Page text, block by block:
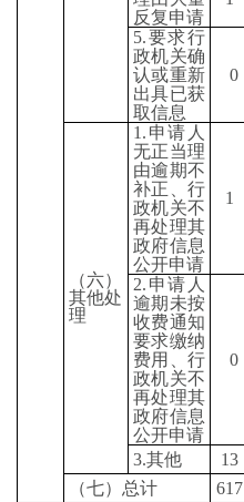
反复申请
5.要求行
政机关确
认或重新
出具已获
取信息
0
（六）
其他处
理
1. 申请人
无正当理
由逾期不
补正、行
政机关不
再处理其
政府信息
公开申请
1
2. 申请人
逾期未按
收费通知
要求缴纳
费用、行
政机关不
再处理其
政府信息
公开申请
0
3.其他 13
（七）总计
617